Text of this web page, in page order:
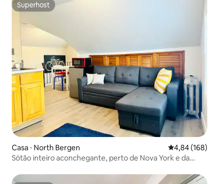
Superhost
Superhost
Casa ⋅ North Bergen 4,84 de uma
4,84 (168)
Sótão inteiro aconchegante, perto de Nova York e da